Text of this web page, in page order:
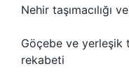
Nehir taşımacılığı
Göçebe ve yerleşik
rekabeti